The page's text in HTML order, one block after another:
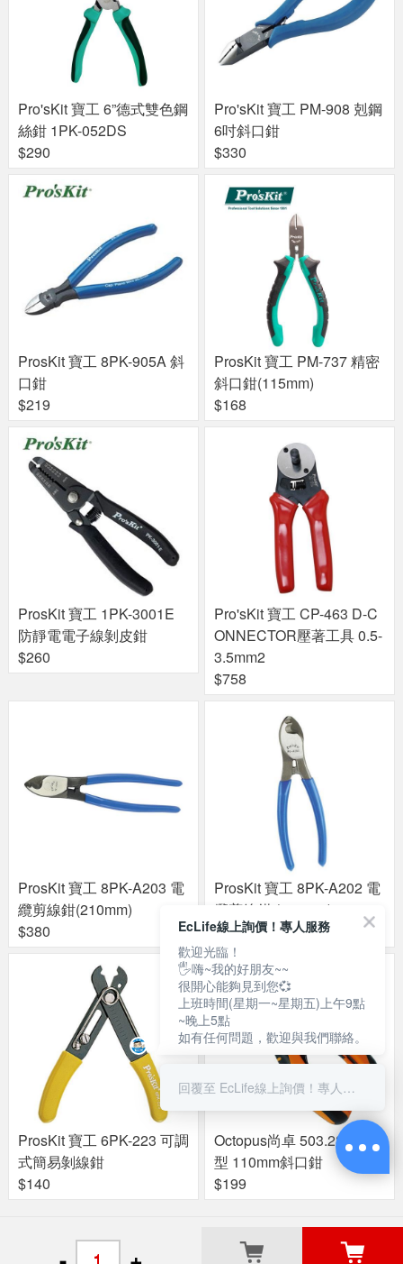
Pro'sKit 寶工 6”德式雙色鋼
絲鉗 1PK-052DS
$290
Pro'sKit 寶工 PM-908 剋鋼
6吋斜口鉗
$330
ProsKit 寶工 8PK-905A 斜
口鉗
$219
ProsKit 寶工 PM-737 精密
斜口鉗(115mm)
$168
ProsKit 寶工 1PK-3001E
防靜電電子線剝皮鉗
$260
Pro'sKit 寶工 CP-463 D-C
ONNECTOR壓著工具 0.5-
3.5mm2
$758
ProsKit 寶工 8PK-A203 電
纜剪線鉗(210mm)
$380
ProsKit 寶工 8PK-A202 電
纜剪線鉗 (160mm)
$320
ProsKit 寶工 6PK-223 可調
式簡易剝線鉗
$140
Octopus尚卓 503.234 止滑
型 110mm斜口鉗
$199
關於良興
EcLife線上詢價！專人服務
歡迎光臨！
🖐嗨~我的好朋友~~
很開心能夠見到您💞
上班時間(星期一~星期五)上午9點
~晚上5點
如有任何問題，歡迎與我們聯絡。
回覆至 EcLife線上詢價！專人服務